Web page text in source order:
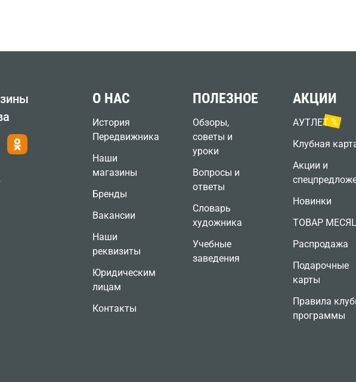
О НАС
История
Передвижника
Наши
магазины
Бренды
Вакансии
Наши
реквизиты
Юридическим
лицам
Контакты
ПОЛЕЗНОЕ
Обзоры,
советы и
уроки
Вопросы и
ответы
Словарь
художника
Учебные
заведения
АКЦИИ
АУТЛЕТ %
Клубная
Акции и
Новинки
ТОВАР
Распродажа
Подарочные
карты
Правила
программы